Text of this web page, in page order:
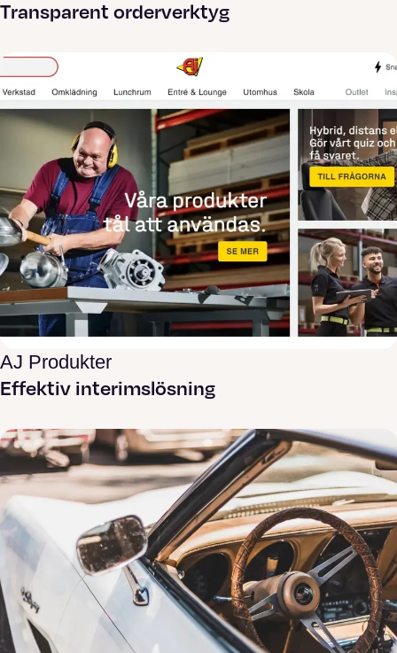
Transparent orderverktyg
AJ Produkter
Effektiv interimslösning